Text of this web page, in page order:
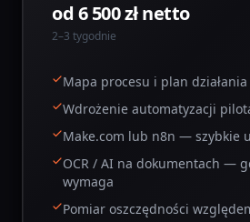
od 6 500 zł netto
2–3 tygodnie
Mapa procesu i plan działania
Wdrożenie automatyzacji
Make.com lub n8n — szybkie
OCR / AI na dokumentach —
wymaga
Pomiar oszczędności